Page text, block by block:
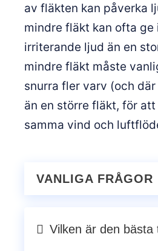
av fläkten kan påverka
mindre fläkt kan ofta
irriterande ljud än en
mindre fläkt måste
snurra fler varv (och
än en större fläkt, för
samma vind och
VANLIGA FRÅGOR
Vilken är den bästa